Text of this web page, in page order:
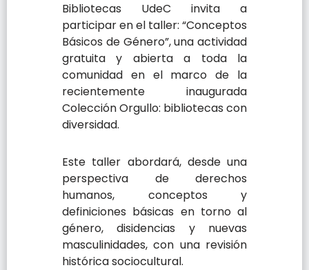
Bibliotecas UdeC invita a
participar en el taller: “Conceptos
Básicos de Género”, una actividad
gratuita y abierta a toda la
comunidad en el marco de la
recientemente inaugurada
Colección Orgullo: bibliotecas con
diversidad.
Este taller abordará, desde una
perspectiva de derechos
humanos, conceptos y
definiciones básicas en torno al
género, disidencias y nuevas
masculinidades, con una revisión
histórica sociocultural.